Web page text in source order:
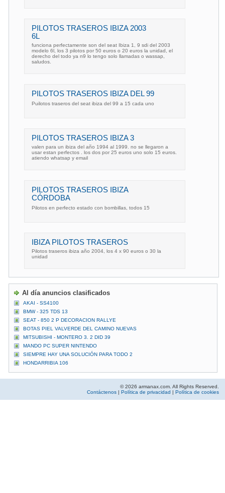
PILOTOS TRASEROS IBIZA 2003
6L
funciona perfectamente son del seat Ibiza 1, 9 sdi del 2003
modelo 6l, los 3 pilotos por 50 euros o 20 euros la unidad, el
derecho del todo ya n9 lo tengo solo llamadas o wassap,
saludos.
PILOTOS TRASEROS IBIZA DEL 99
Puilotos traseros del seat ibiza del 99 a 15 cada uno
PILOTOS TRASEROS IBIZA 3
valen para un ibiza del año 1994 al 1999. no se llegaron a
usar estan perfectos . los dos por 25 euros uno solo 15 euros.
atiendo whatsap y email
PILOTOS TRASEROS IBIZA
CÓRDOBA
Pilotos en perfecto estado con bombillas, todos 15
IBIZA PILOTOS TRASEROS
Pilotos traseros ibiza año 2004, los 4 x 90 euros o 30 la
unidad
Al día anuncios clasificados
AKAI - SS4100
BMW - 325 TDS 13
SEAT - 850 2 P DECORACION RALLYE
BOTAS PIEL VALVERDE DEL CAMINO NUEVAS
MITSUBISHI - MONTERO 3. 2 DID 39
MANDO PC SUPER NINTENDO
SIEMPRE HAY UNA SOLUCIÓN PARA TODO 2
HONDARRIBIA 106
© 2026 armanax.com. All Rights Reserved.
Contáctenos | Política de privacidad | Política de cookies